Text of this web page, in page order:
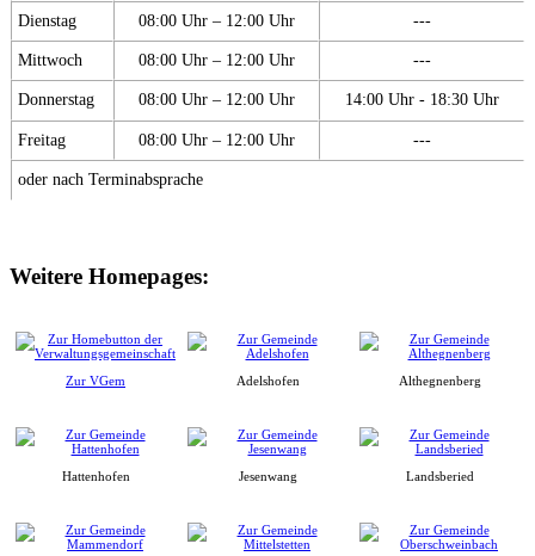
Dienstag 08:00 Uhr – 12:00 Uhr ---
Mittwoch 08:00 Uhr – 12:00 Uhr ---
Donnerstag 08:00 Uhr – 12:00 Uhr 14:00 Uhr - 18:30 Uhr
Freitag 08:00 Uhr – 12:00 Uhr ---
oder nach Terminabsprache
Weitere Homepages:
Zur VGem Adelshofen Althegnenberg
Hattenhofen Jesenwang Landsberied